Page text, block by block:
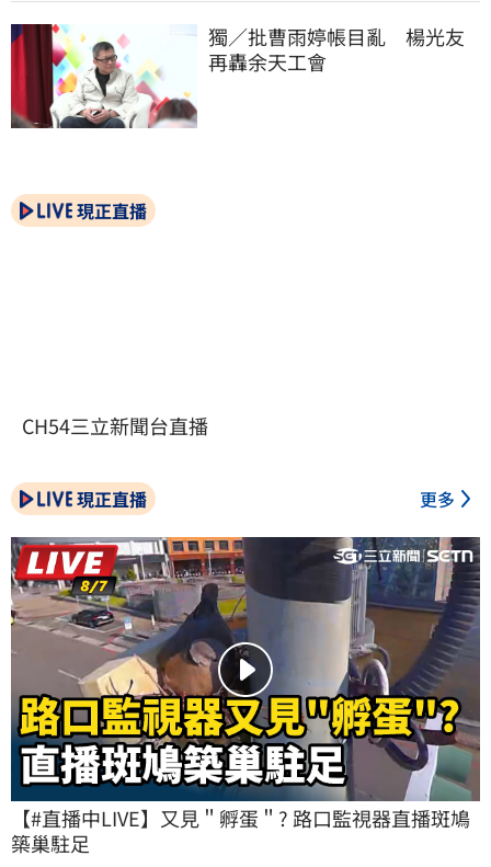
獨／批曹雨婷帳目亂　楊光友
再轟余天工會
現正直播
CH54三立新聞台直播
現正直播 更多
【#直播中LIVE】又見＂孵蛋＂? 路口監視器直播斑鳩
築巢駐足